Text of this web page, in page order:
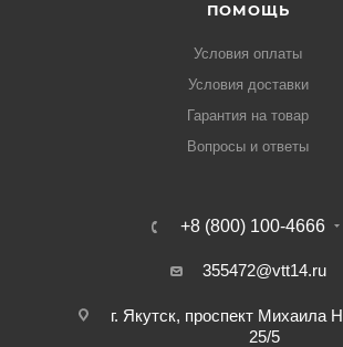
ПОМОЩЬ
Условия оплаты
Условия доставки
Гарантия на товар
Вопросы и ответы
+8 (800) 100-4666
355472@vtt14.ru
г. Якутск, проспект Михаила
25/5